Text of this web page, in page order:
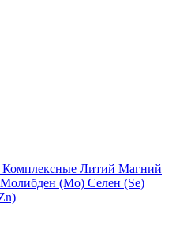
Комплексные Литий Магний
Молибден (Мо) Селен (Se)